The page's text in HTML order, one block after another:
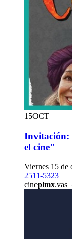
15OCT
Invitación:
el cine"
Viernes 15 de
2511-5323
cineplmx.vas